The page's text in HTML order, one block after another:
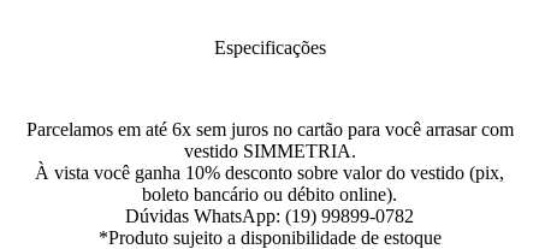
Especificações
Parcelamos em até 6x sem juros no cartão para você arrasar com
vestido SIMMETRIA.
À vista você ganha 10% desconto sobre valor do vestido (pix,
boleto bancário ou débito online).
Dúvidas WhatsApp: (19) 99899-0782
*Produto sujeito a disponibilidade de estoque